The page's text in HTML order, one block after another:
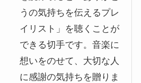
うの気持ちを伝えるプレ
イリスト」を聴くことが
できる切手です。音楽に
想いをのせて、大切な人
に感謝の気持ちを贈りま